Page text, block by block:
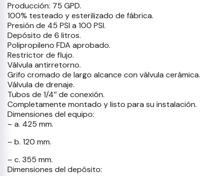
Producción: 75 GPD.
100% testeado y esterilizado de fábrica.
Presión de 45 PSI a 100 PSI.
Depósito de 6 litros.
Polipropileno FDA aprobado.
Restrictor de flujo.
Válvula antirretorno.
Grifo cromado de largo alcance con válvula cerámica.
Válvula de drenaje.
Tubos de 1/4’’ de conexión.
Completamente montado y listo para su instalación.
Dimensiones del equipo:
– a. 425 mm.
– b. 120 mm.
– c. 355 mm.
Dimensiones del depósito: